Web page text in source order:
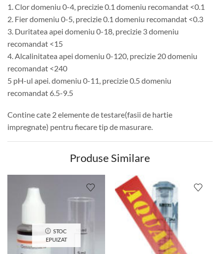
1. Clor domeniu 0-4, precizie 0.1 domeniu recomandat <0.1
2. Fier domeniu 0-5, precizie 0.1 domeniu recomandat <0.3
3. Duritatea apei domeniu 0-18, precizie 3 domeniu
recomandat <15
4. Alcalinitatea apei domeniu 0-120, precizie 20 domeniu
recomandat <240
5 pH-ul apei. domeniu 0-11, precizie 0.5 domeniu
recomandat 6.5-9.5
Contine cate 2 elemente de testare(fasii de hartie
impregnate) pentru fiecare tip de masurare.
Produse Similare
STOC
EPUIZAT